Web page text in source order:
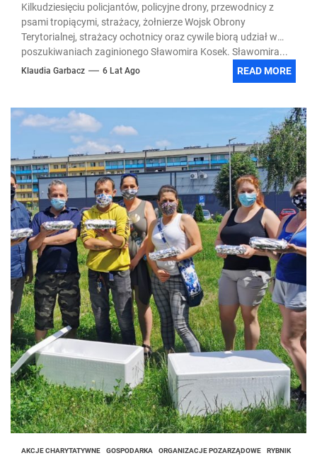
Kilkudziesięciu policjantów, policyjne drony, przewodnicy z
psami tropiącymi, strażacy, żołnierze Wojsk Obrony
Terytorialnej, strażacy ochotnicy oraz cywile biorą udział w
poszukiwaniach zaginionego Sławomira Kosek. Sławomira...
Klaudia Garbacz 6 Lat Ago READ MORE
AKCJE CHARYTATYWNE GOSPODARKA ORGANIZACJE POZARZĄDOWE RYBNIK